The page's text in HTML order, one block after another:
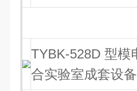
TYBK-528D 型模
合实验室成套设备